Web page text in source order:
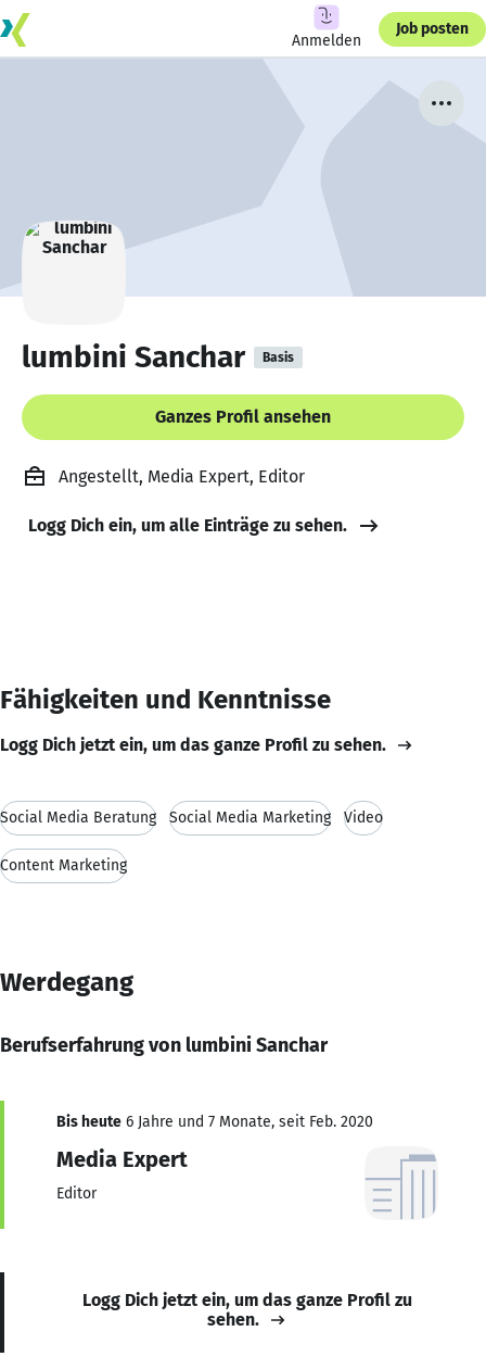
Anmelden
Job posten
lumbini Sanchar Basis
Ganzes Profil ansehen
Angestellt, Media Expert, Editor
Logg Dich ein, um alle Einträge zu sehen.
Fähigkeiten und Kenntnisse
Logg Dich jetzt ein, um das ganze Profil zu sehen.
Social Media Beratung Social Media Marketing Video
Content Marketing
Werdegang
Berufserfahrung von lumbini Sanchar
Bis heute 6 Jahre und 7 Monate, seit Feb. 2020
Media Expert
Editor
Logg Dich jetzt ein, um das ganze Profil zu
sehen.